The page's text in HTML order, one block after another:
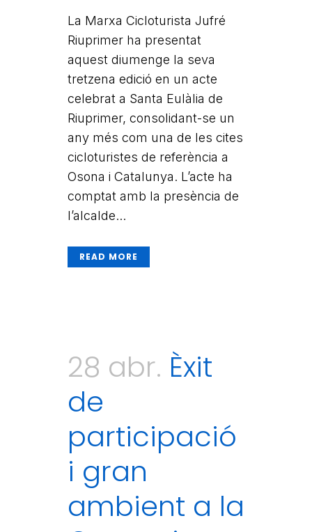
La Marxa Cicloturista Jufré
Riuprimer ha presentat
aquest diumenge la seva
tretzena edició en un acte
celebrat a Santa Eulàlia de
Riuprimer, consolidant-se un
any més com una de les cites
cicloturistes de referència a
Osona i Catalunya. L’acte ha
comptat amb la presència de
l’alcalde...
READ MORE
28 abr. Èxit
de
participació
i gran
ambient a la